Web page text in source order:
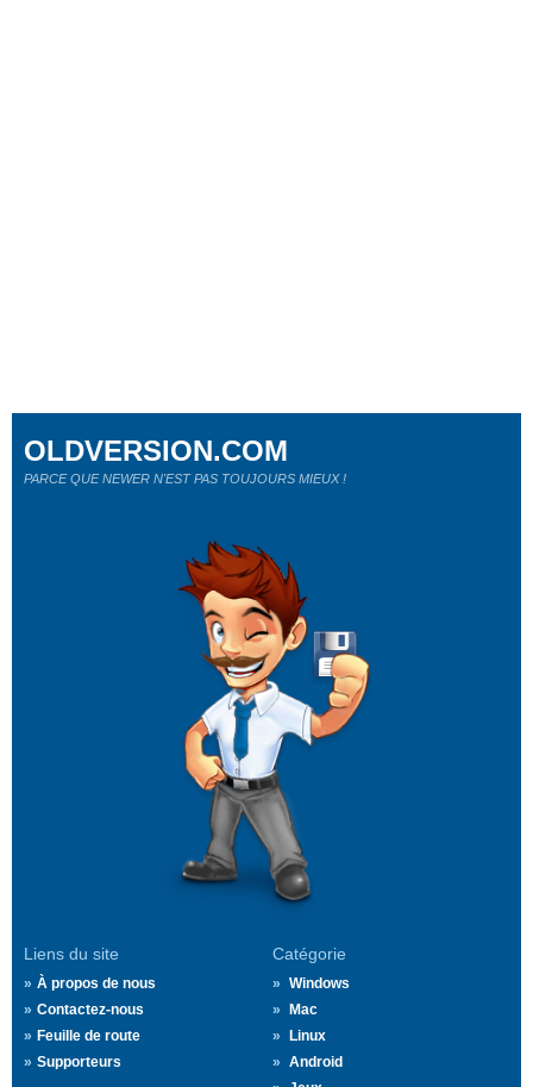
Liens du site
À propos de nous
Contactez-nous
Feuille de route
Supporteurs
Catégorie
Windows
Mac
Linux
Android
OLDVERSION.COM
PARCE QUE NEWER N'EST PAS TOUJOURS MIEUX !